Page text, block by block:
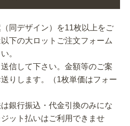
同デザイン）を11枚以上をご
下の大ロットご注文フォーム
。
信して下さい。金額等のご案
りします。（1枚単価はフォー
銀行振込・代金引換のみにな
ット払いはご利用できませ